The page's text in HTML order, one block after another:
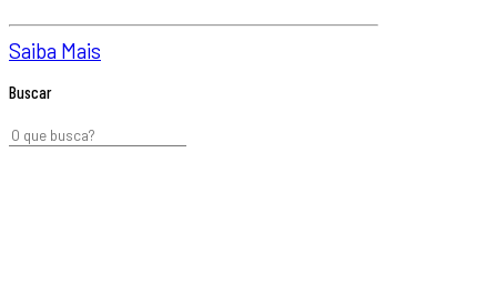
Saiba Mais
Buscar